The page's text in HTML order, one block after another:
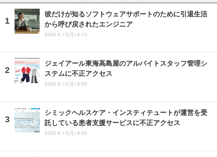
彼だけが知るソフトウェアサポートのために引退生活
から呼び戻されたエンジニア
2026.8.10(月) 8:10
ジェイアール東海高島屋のアルバイトスタッフ管理シ
ステムに不正アクセス
2026.8.10(月) 8:05
シミックヘルスケア・インスティテュートが運営を受
託している患者支援サービスに不正アクセス
2026.8.10(月) 8:05